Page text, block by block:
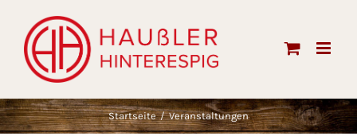
content
Startseite Veranstaltungen